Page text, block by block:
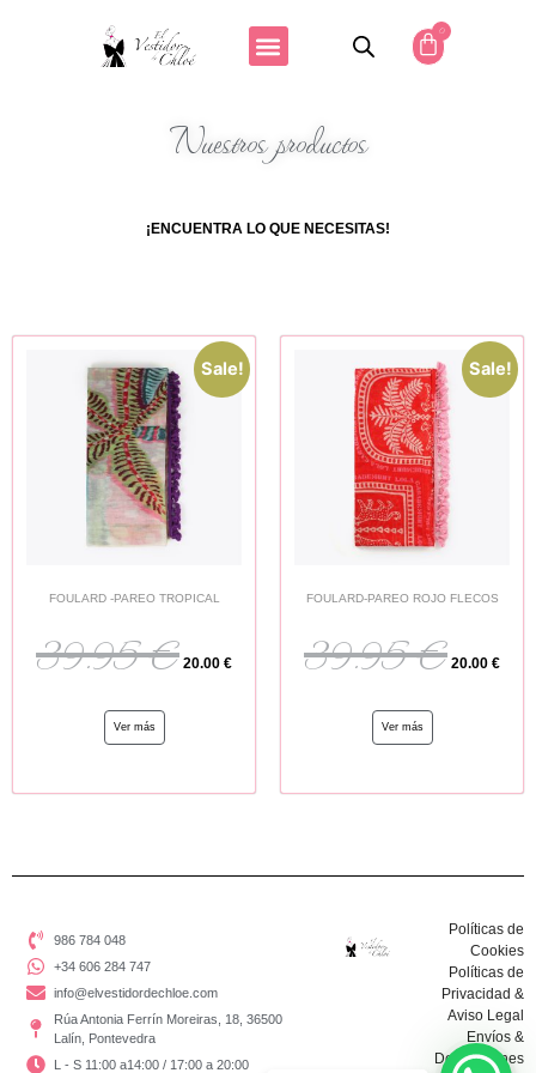
0
Nuestros productos
¡ENCUENTRA LO QUE NECESITAS!
Sale!
FOULARD -PAREO TROPICAL
39.95€ 20.00 €
Ver más
Sale!
FOULARD-PAREO ROJO FLECOS
39.95€ 20.00 €
Ver más
986 784 048
+34 606 284 747
info@elvestidordechloe.com
Rúa Antonia Ferrín Moreiras, 18, 36500
Lalín, Pontevedra
L - S 11:00 a14:00 / 17:00 a 20:00
Políticas de
Cookies
Políticas de
Privacidad &
Aviso Legal
Envíos &
Devoluciones